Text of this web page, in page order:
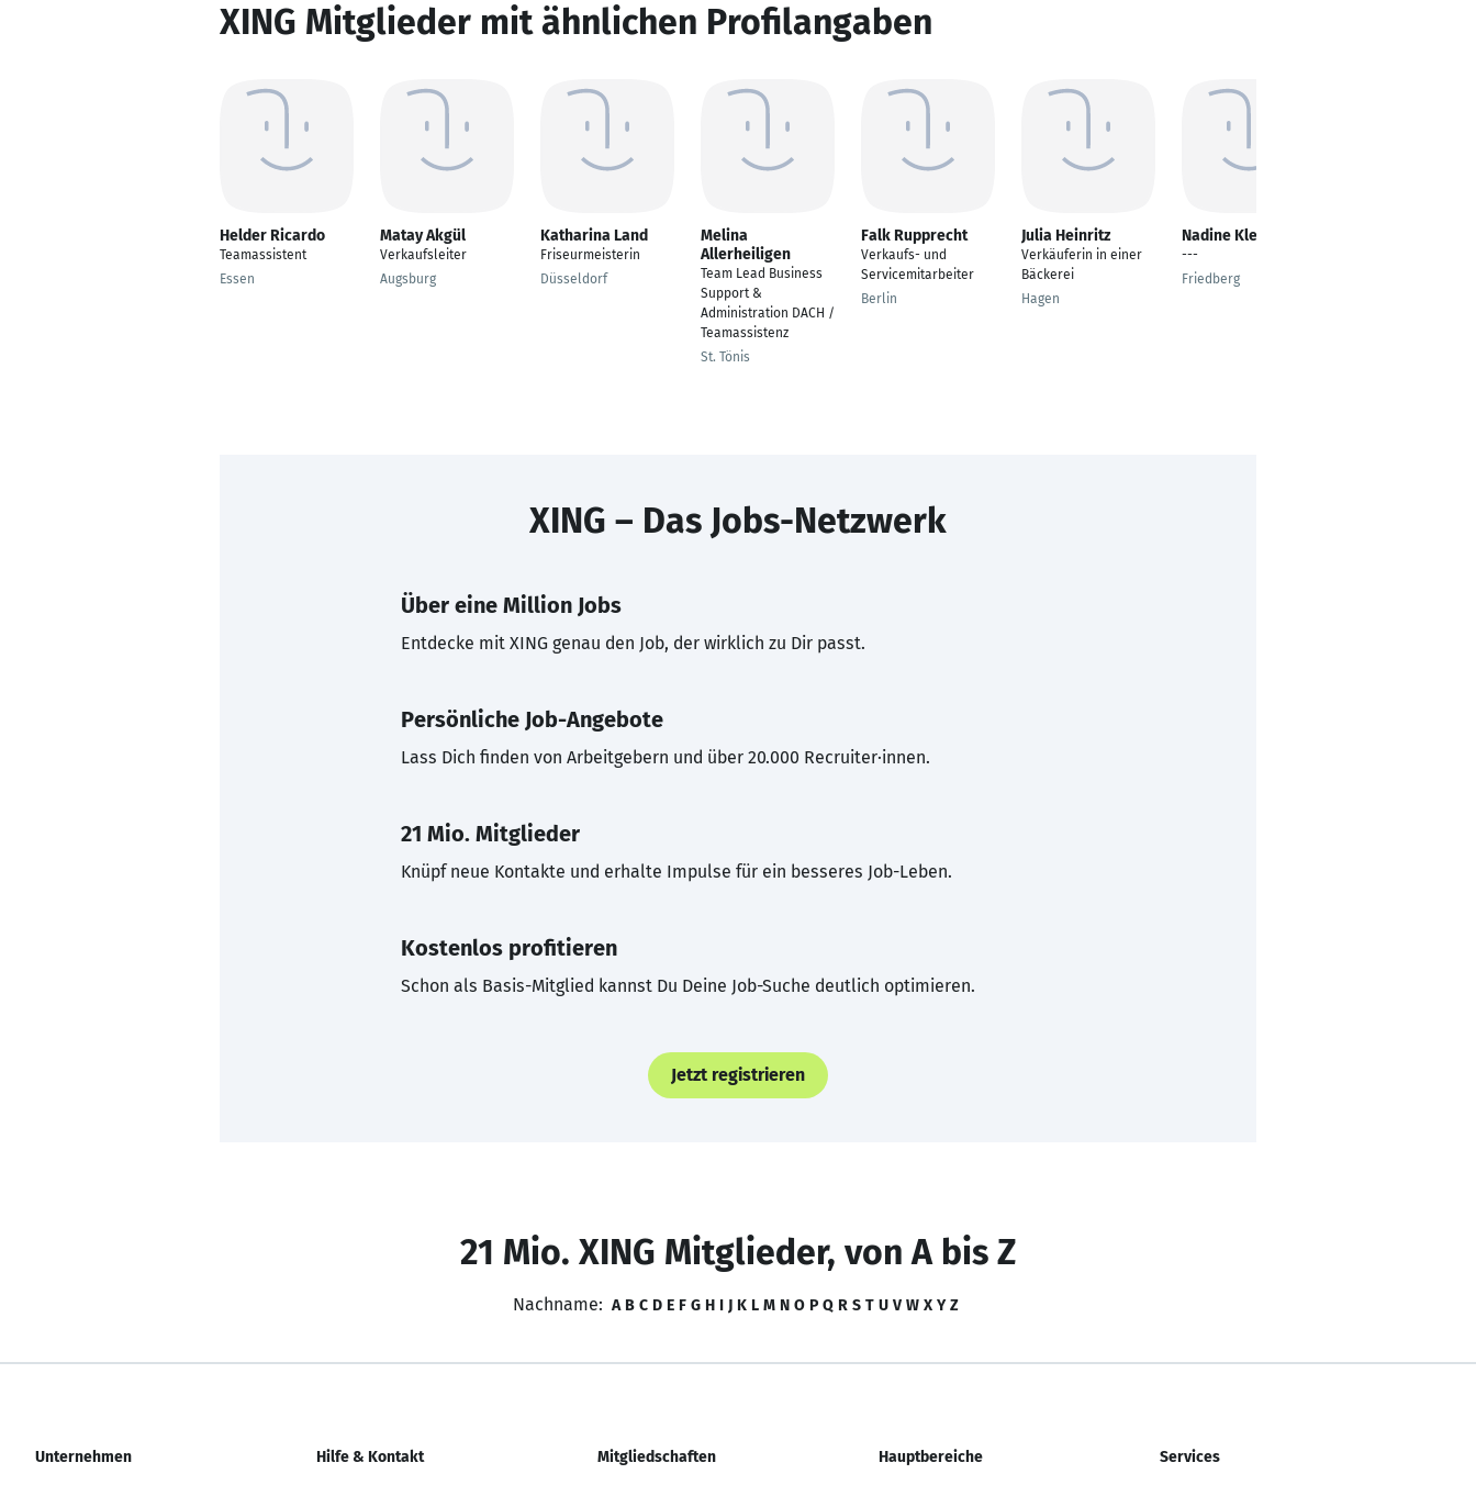
XING Mitglieder mit ähnlichen Profilangaben
Helder Ricardo
Teamassistent
Essen
Matay Akgül
Verkaufsleiter
Augsburg
Katharina Land
Friseurmeisterin
Düsseldorf
Melina
Allerheiligen
Team Lead Business
Support &
Administration DACH /
Teamassistenz
St. Tönis
Falk Rupprecht
Verkaufs- und
Servicemitarbeiter
Berlin
Julia Heinritz
Verkäuferin in einer
Bäckerei
Hagen
Nadine Klein
---
Friedberg
XING – Das Jobs-Netzwerk
Über eine Million Jobs
Entdecke mit XING genau den Job, der wirklich zu Dir passt.
Persönliche Job-Angebote
Lass Dich finden von Arbeitgebern und über 20.000 Recruiter·innen.
21 Mio. Mitglieder
Knüpf neue Kontakte und erhalte Impulse für ein besseres Job-Leben.
Kostenlos profitieren
Schon als Basis-Mitglied kannst Du Deine Job-Suche deutlich optimieren.
Jetzt registrieren
21 Mio. XING Mitglieder, von A bis Z
Nachname: A B C D E F G H I J K L M N O P Q R S T U V W X Y Z
Unternehmen Hilfe & Kontakt Mitgliedschaften Hauptbereiche Services